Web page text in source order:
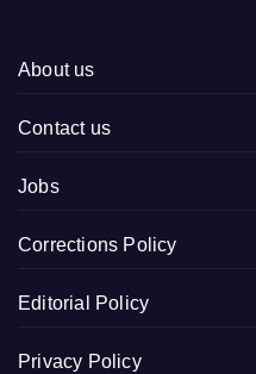
About us
Contact us
Jobs
Corrections Policy
Editorial Policy
Privacy Policy